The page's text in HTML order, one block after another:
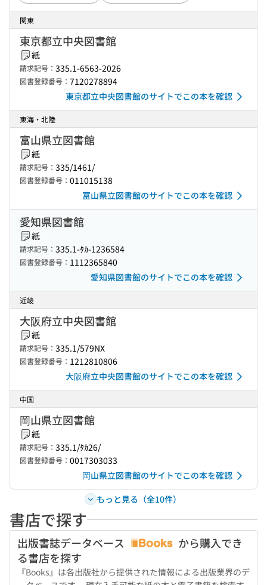
関東
東京都立中央図書館
紙
請求記号： 335.1-6563-2026
図書登録番号： 7120278894
東京都立中央図書館のサイトでこの本を確認
東海・北陸
富山県立図書館
紙
請求記号： 335/1461/
図書登録番号： 011015138
富山県立図書館のサイトでこの本を確認
愛知県図書館
紙
請求記号： 335.1-ﾀｶ-1236584
図書登録番号： 1112365840
愛知県図書館のサイトでこの本を確認
近畿
大阪府立中央図書館
紙
請求記号： 335.1/579NX
図書登録番号： 1212810806
大阪府立中央図書館のサイトでこの本を確認
中国
岡山県立図書館
紙
請求記号： 335.1/ﾀｶ26/
図書登録番号： 0017303033
岡山県立図書館のサイトでこの本を確認
もっと見る（全10件）
書店で探す
出版書誌データベース
から購入でき
る書店を探す
『Books』は各出版社から提供された情報による出版業界のデ